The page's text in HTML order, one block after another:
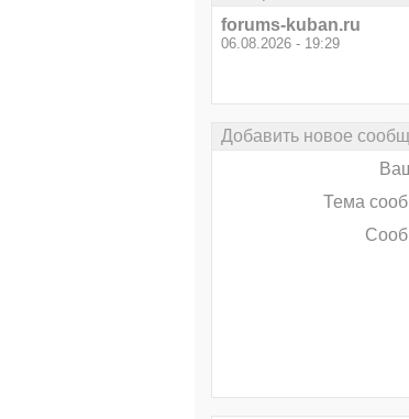
forums-kuban.ru
06.08.2026 - 19:29
Добавить новое
Тема